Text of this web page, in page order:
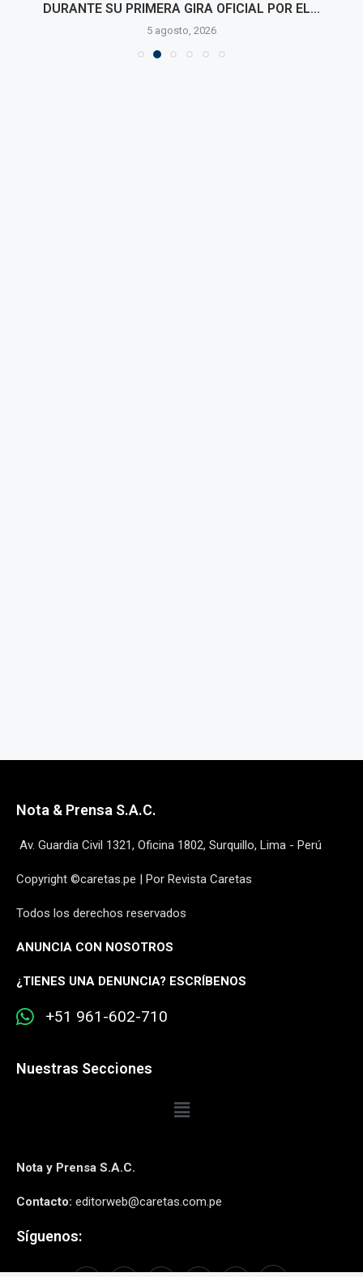
DURANTE SU PRIMERA GIRA OFICIAL POR EL...
5 agosto, 2026
Nota & Prensa S.A.C.
Av. Guardia Civil 1321, Oficina 1802, Surquillo, Lima - Perú
Copyright ©caretas.pe | Por Revista Caretas
Todos los derechos reservados
ANUNCIA CON NOSOTROS
¿TIENES UNA DENUNCIA? ESCRÍBENOS
+51 961-602-710
Nuestras Secciones
Nota y Prensa S.A.C.
Contacto: editorweb@caretas.com.pe
Síguenos: